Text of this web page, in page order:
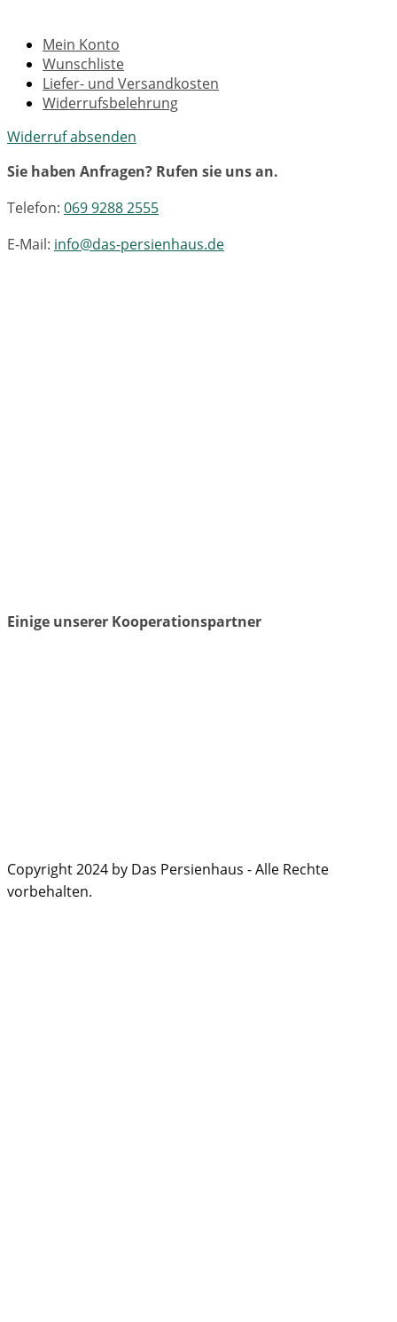
Mein Konto
Wunschliste
Liefer- und Versandkosten
Widerrufsbelehrung
Widerruf absenden
Sie haben Anfragen? Rufen sie uns an.
Telefon: 069 9288 2555
E-Mail: info@das-persienhaus.de
Einige unserer Kooperationspartner
Copyright 2024 by Das Persienhaus - Alle Rechte
vorbehalten.